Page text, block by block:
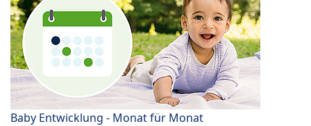
Baby Entwicklung - Monat für Monat